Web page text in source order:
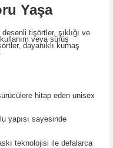
Yaşa
tişörtler, şıklığı ve
veya sürüş
dayanıklı kumaş
hitap eden unisex
yapısı sayesinde
teknolojisi ile defalarca